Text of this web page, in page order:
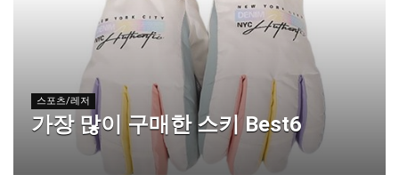
스포츠/레저
가장 많이 구매한 스키 Best6